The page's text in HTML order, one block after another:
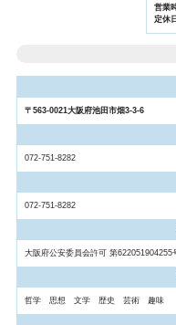
営業
定休日
〒563-0021大阪府池田市畑3-3-6
072-751-8282
072-751-8282
大阪府公安委員会許可 第622051904255
哲学 思想 文学 歴史 芸術 趣味